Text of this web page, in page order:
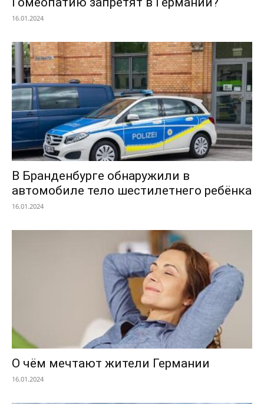
16.01.2024
В Бранденбурге обнаружили в
автомобиле тело шестилетнего ребёнка
16.01.2024
О чём мечтают жители Германии
16.01.2024